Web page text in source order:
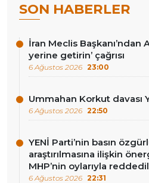
SON HABERLER
İran Meclis Başkanı’ndan
yerine getirin’ çağrısı
6 Ağustos 2026 23:00
Ummahan Korkut davası
6 Ağustos 2026 22:50
YENİ Parti’nin basın
araştırılmasına ilişkin
MHP’nin oylarıyla
6 Ağustos 2026 22:31